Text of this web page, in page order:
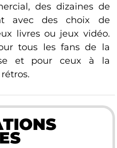
des dizaines de
avec des choix de
livres ou jeux vidéo.
tous les fans de la
et pour ceux à la